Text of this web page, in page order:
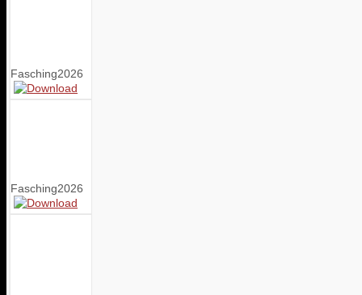
Fasching2026
Fasching2026